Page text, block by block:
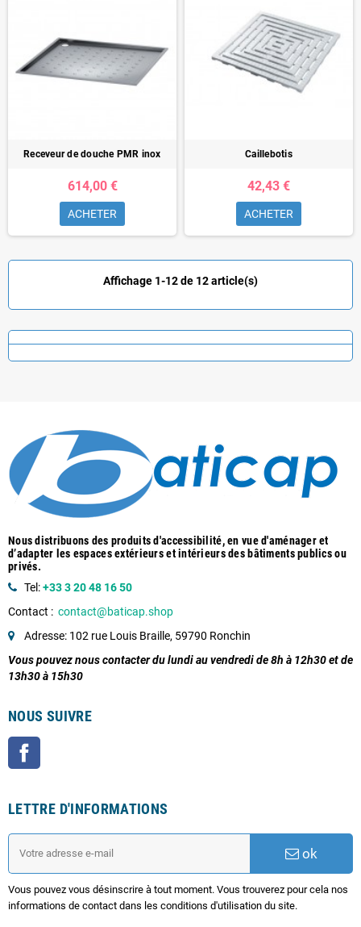
Receveur de douche PMR inox
614,00 €
ACHETER
Caillebotis
42,43 €
ACHETER
Affichage 1-12 de 12 article(s)
Nous distribuons des produits d'accessibilité, en vue d'aménager et
d’adapter les espaces extérieurs et intérieurs des bâtiments publics ou
privés.
Tel:+33 3 20 48 16 50
Contact : contact@baticap.shop
Adresse: 102 rue Louis Braille, 59790 Ronchin
Vous pouvez nous contacter du lundi au vendredi de 8h à 12h30 et de
13h30 à 15h30
NOUS SUIVRE
LETTRE D'INFORMATIONS
ok
Vous pouvez vous désinscrire à tout moment. Vous trouverez pour cela nos
informations de contact dans les conditions d'utilisation du site.